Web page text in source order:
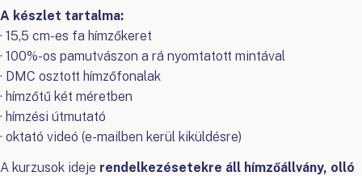
A készlet tartalma:
· 15,5 cm-es fa hímzőkeret
· 100%-os pamutvászon a rá nyomtatott mintával
· DMC osztott hímzőfonalak
· hímzőtű két méretben
· hímzési útmutató
· oktató videó (e-mailben kerül kiküldésre)
A kurzusok ideje rendelkezésetekre áll hímzőállvány, olló